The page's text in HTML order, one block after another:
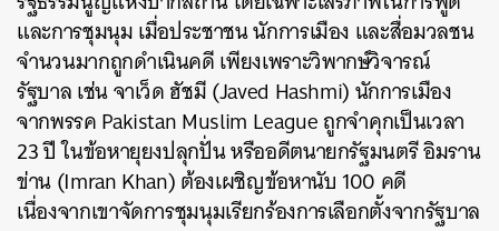
และการชุมนุม เมื่อประชาชน นักการเมือง และสื่อมวลชน
จำนวนมากถูกดำเนินคดี เพียงเพราะวิพากษ์วิจารณ์
รัฐบาล เช่น จาเว็ด ฮัชมี (Javed Hashmi) นักการเมือง
จากพรรค Pakistan Muslim League ถูกจำคุกเป็นเวลา
23 ปี ในข้อหายุยงปลุกปั่น หรืออดีตนายกรัฐมนตรี อิมราน
ข่าน (Imran Khan) ต้องเผชิญข้อหานับ 100 คดี
เนื่องจากเขาจัดการชุมนุมเรียกร้องการเลือกตั้งจากรัฐบาล